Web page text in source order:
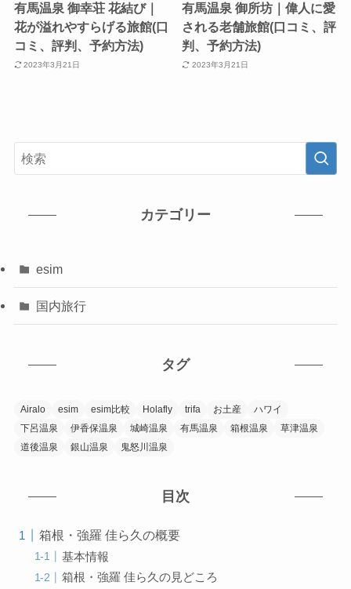
有馬温泉 御幸荘 花結び｜
花が溢れやすらげる旅館(口
コミ、評判、予約方法)
2023年3月21日
有馬温泉 御所坊｜偉人に愛
される老舗旅館(口コミ、評
判、予約方法)
2023年3月21日
カテゴリー
esim
国内旅行
タグ
Airalo esim esim比較 Holafly trifa お土産
ハワイ
下呂温泉
伊香保温泉 城崎温泉 有馬温泉 箱根温泉
草津温泉
道後温泉
銀山温泉 鬼怒川温泉
目次
箱根・強羅 佳ら久の概要
基本情報
箱根・強羅 佳ら久の見どころ